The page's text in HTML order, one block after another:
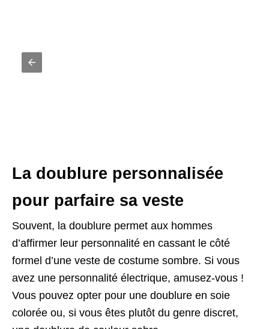
La doublure personnalisée
pour parfaire sa veste
Souvent, la doublure permet aux hommes
d’affirmer leur personnalité en cassant le côté
formel d’une veste de costume sombre. Si vous
avez une personnalité électrique, amusez-vous !
Vous pouvez opter pour une doublure en soie
colorée ou, si vous êtes plutôt du genre discret,